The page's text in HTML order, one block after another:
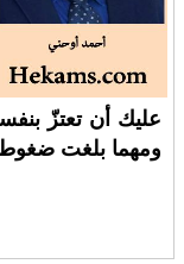
عليك أن تعتزّ
ومهما بلغت